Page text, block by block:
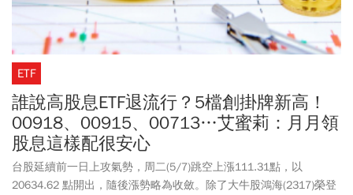
ETF
誰說高股息ETF退流行？5檔創掛牌新高！
00918、00915、00713…艾蜜莉：月月領
股息這樣配很安心
台股延續前一日上攻氣勢，周二(5/7)跳空上漲111.31點，以
20634.62 點開出，隨後漲勢略為收斂。除了大牛股鴻海(2317)榮登